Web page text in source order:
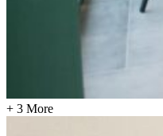
+ 3 More